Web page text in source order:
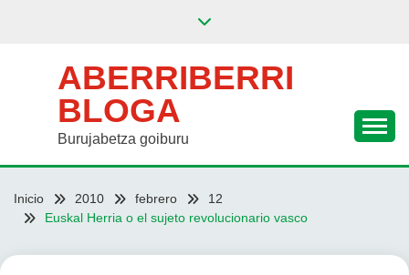
ABERRIBERRI
BLOGA
Burujabetza goiburu
Inicio 2010 febrero
12
Euskal Herria o el sujeto revolucionario vasco